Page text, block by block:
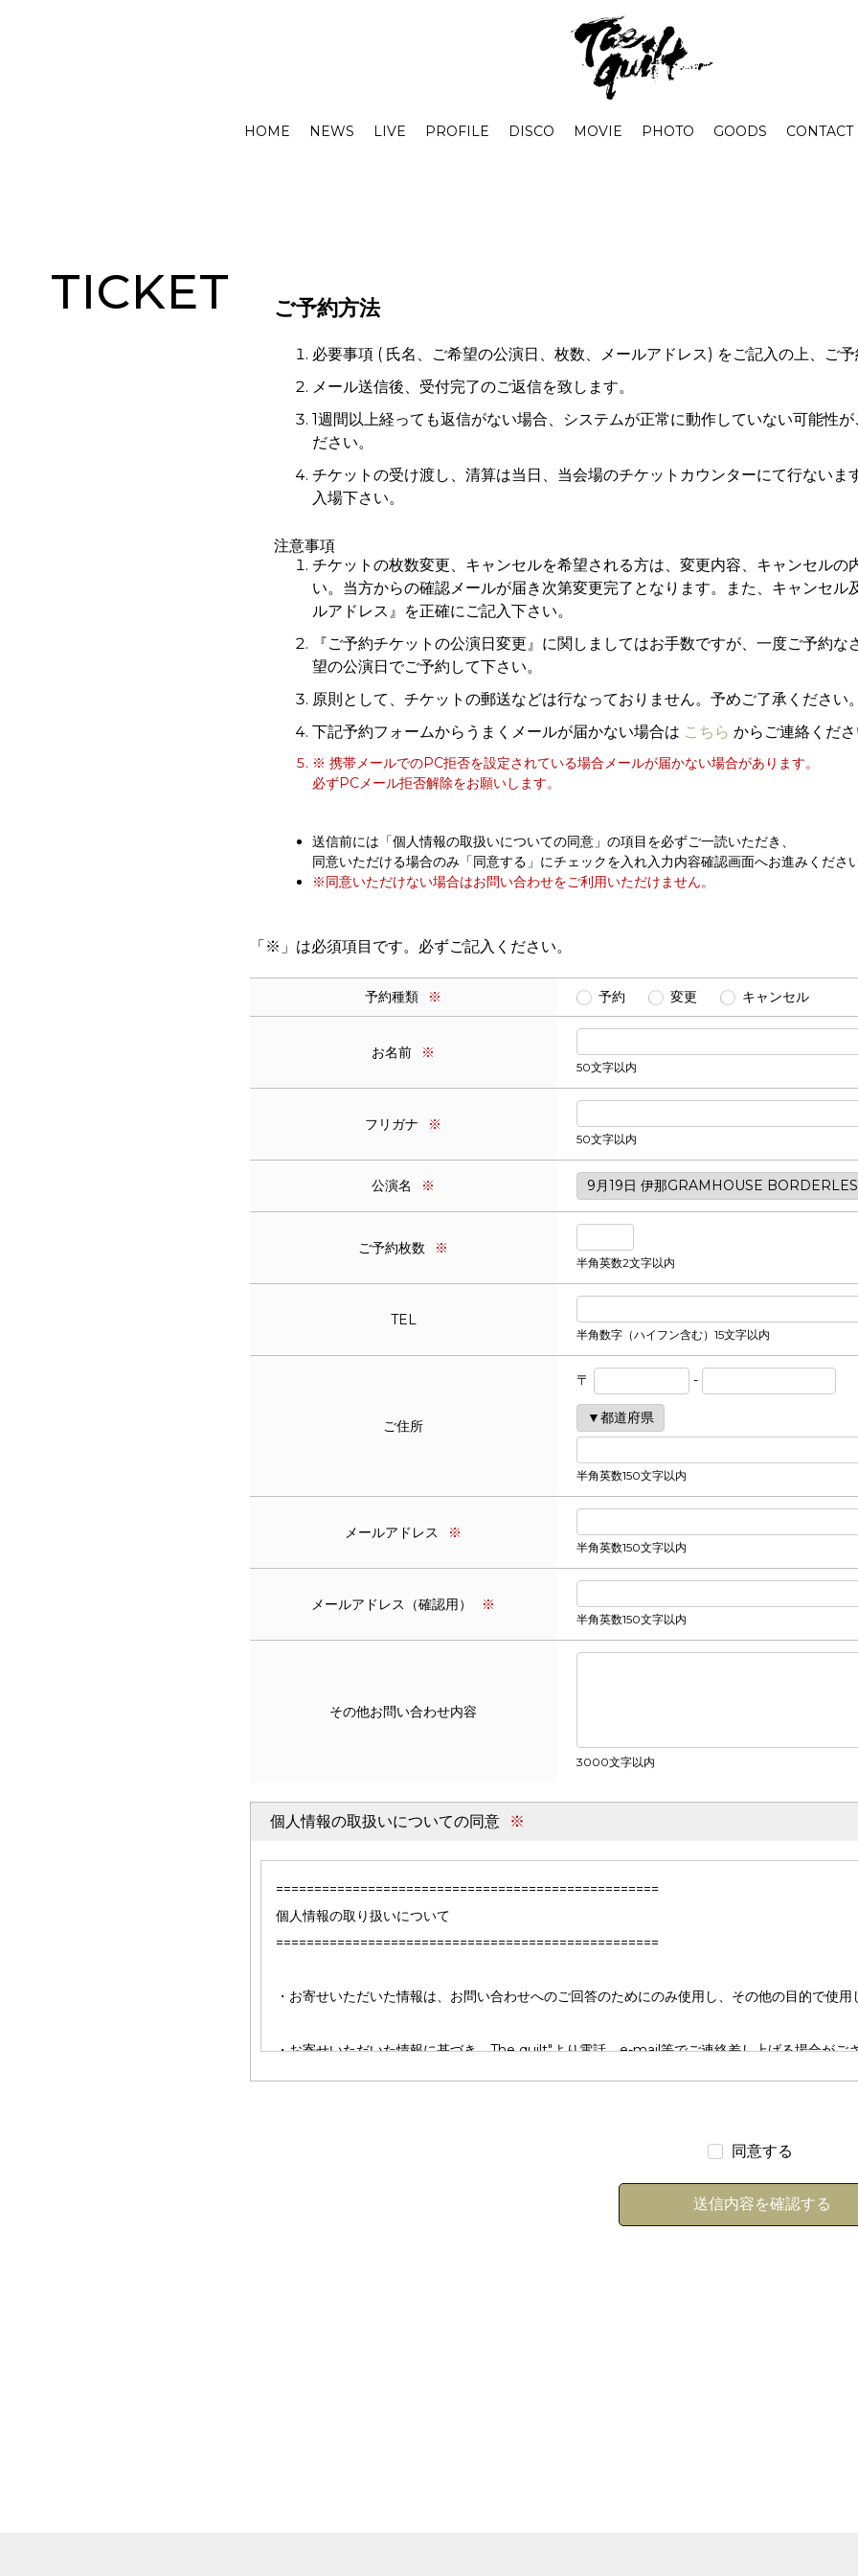
HOME NEWS LIVE PROFILE DISCO MOVIE PHOTO GOODS CONTACT
TICKET ご予約方法
必要事項 ( 氏名、ご希望の公演日、枚数、メールアドレス) をご記入の上、ご
メール送信後、受付完了のご返信を致します。
1週間以上経っても返信がない場合、システムが正常に動作していない可能性
ださい。
チケットの受け渡し、清算は当日、当会場のチケットカウンターにて行ない
入場下さい。
注意事項
チケットの枚数変更、キャンセルを希望される方は、変更内容、キャンセル
い。当方からの確認メールが届き次第変更完了となります。また、キャンセ
ルアドレス』を正確にご記入下さい。
『ご予約チケットの公演日変更』に関しましてはお手数ですが、一度ご予約
望の公演日でご予約して下さい。
原則として、チケットの郵送などは行なっておりません。予めご了承ください
下記予約フォームからうまくメールが届かない場合は こちら からご連絡くだ
※ 携帯メールでのPC拒否を設定されている場合メールが届かない場合があります。
必ずPCメール拒否解除をお願いします。
送信前には「個人情報の取扱いについての同意」の項目を必ずご一読いただき、
同意いただける場合のみ「同意する」にチェックを入れ入力内容確認画面へお進みくださ
※同意いただけない場合はお問い合わせをご利用いただけません。
「※」は必須項目です。必ずご記入ください。
予約種類 ※ 予約 変更 キャンセル
お名前 ※
50文字以内
フリガナ ※
50文字以内
公演名 ※
ご予約枚数 ※
半角英数2文字以内
TEL
半角数字（ハイフン含む）15文字以内
ご住所
〒 -
半角英数150文字以内
メールアドレス ※
半角英数150文字以内
メールアドレス（確認用） ※
半角英数150文字以内
その他お問い合わせ内容
3000文字以内
個人情報の取扱いについての同意 ※
==================================================
個人情報の取り扱いについて
==================================================
・お寄せいただいた情報は、お問い合わせへのご回答のためにのみ使用し、その他の目的で使
・お寄せいただいた情報に基づき、The quilt"より電話、e-mail等でご連絡差し上げる場合がご
ただけなかった場合は、対応できない場合がございます。
==================================================
入力者ご本人から個人情報に関する開示請求があった場合、または開示した個人情報に対する
同意する